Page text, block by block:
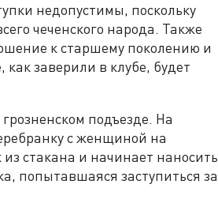
недопустимы, поскольку
чеченского народа. Также
к старшему поколению и
заверили в клубе, будет
подъезде. На
с женщиной на
стакана и начинает наносить
попытавшаяся заступиться за